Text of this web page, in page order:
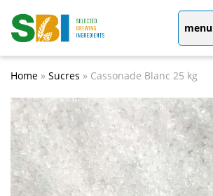
menu
Home » Sucres » Cassonade Blanc 25 kg